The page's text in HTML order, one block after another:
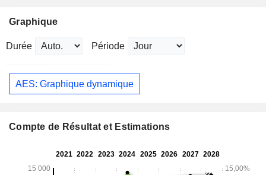
Graphique
Durée Période
AES: Graphique dynamique
Compte de Résultat et Estimations